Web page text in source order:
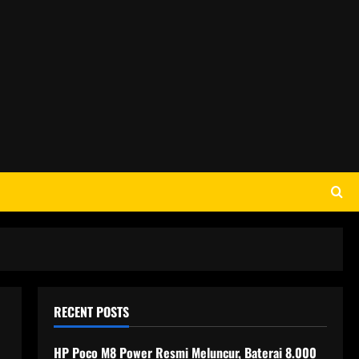
RECENT POSTS
HP Poco M8 Power Resmi Meluncur, Baterai 8.000